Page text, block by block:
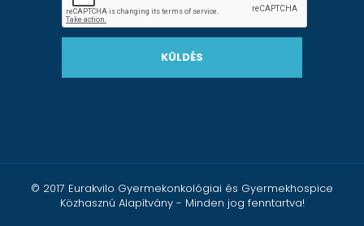
KÜLDÉS
© 2017 Eurakvilo Gyermekonkológiai és Gyermekhospice
Közhasznú Alapítvány - Minden jog fenntartva!